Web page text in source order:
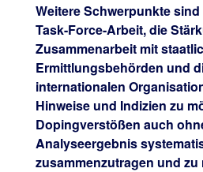
Weitere Schwerpunkte
Task-Force-Arbeit, die
Zusammenarbeit mit
Ermittlungsbehörden und
internationalen
Hinweise und Indizien zu
Dopingverstößen auch
Analyseergebnis
zusammenzutragen und zu